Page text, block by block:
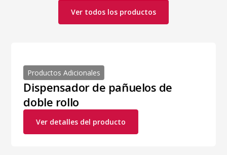
Ver todos los productos
Productos Adicionales
Dispensador de pañuelos de
doble rollo
Ver detalles del producto